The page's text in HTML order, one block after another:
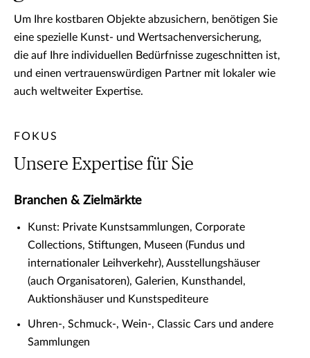
Um Ihre kostbaren Objekte abzusichern, benötigen Sie
eine spezielle Kunst- und Wertsachenversicherung,
die auf Ihre individuellen Bedürfnisse zugeschnitten ist,
und einen vertrauenswürdigen Partner mit lokaler wie
auch weltweiter Expertise.
FOKUS
Unsere Expertise für Sie
Branchen & Zielmärkte
Kunst: Private Kunstsammlungen, Corporate
Collections, Stiftungen, Museen (Fundus und
internationaler Leihverkehr), Ausstellungshäuser
(auch Organisatoren), Galerien, Kunsthandel,
Auktionshäuser und Kunstspediteure
Uhren-, Schmuck-, Wein-, Classic Cars und andere
Sammlungen